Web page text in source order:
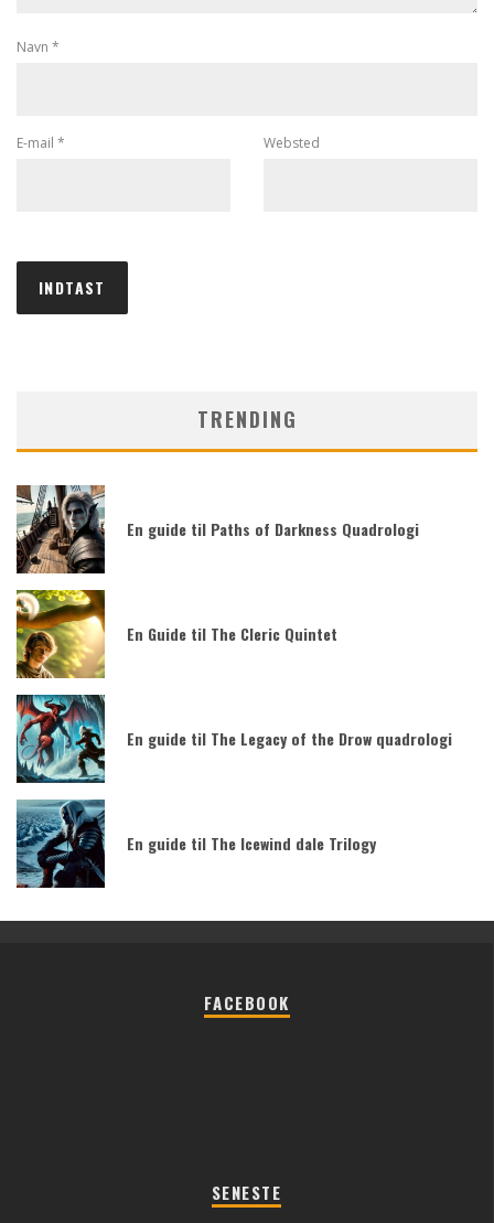
Navn *
E-mail * Websted
TRENDING
En guide til Paths of Darkness Quadrologi
En Guide til The Cleric Quintet
En guide til The Legacy of the Drow quadrologi
En guide til The Icewind dale Trilogy
FACEBOOK
SENESTE